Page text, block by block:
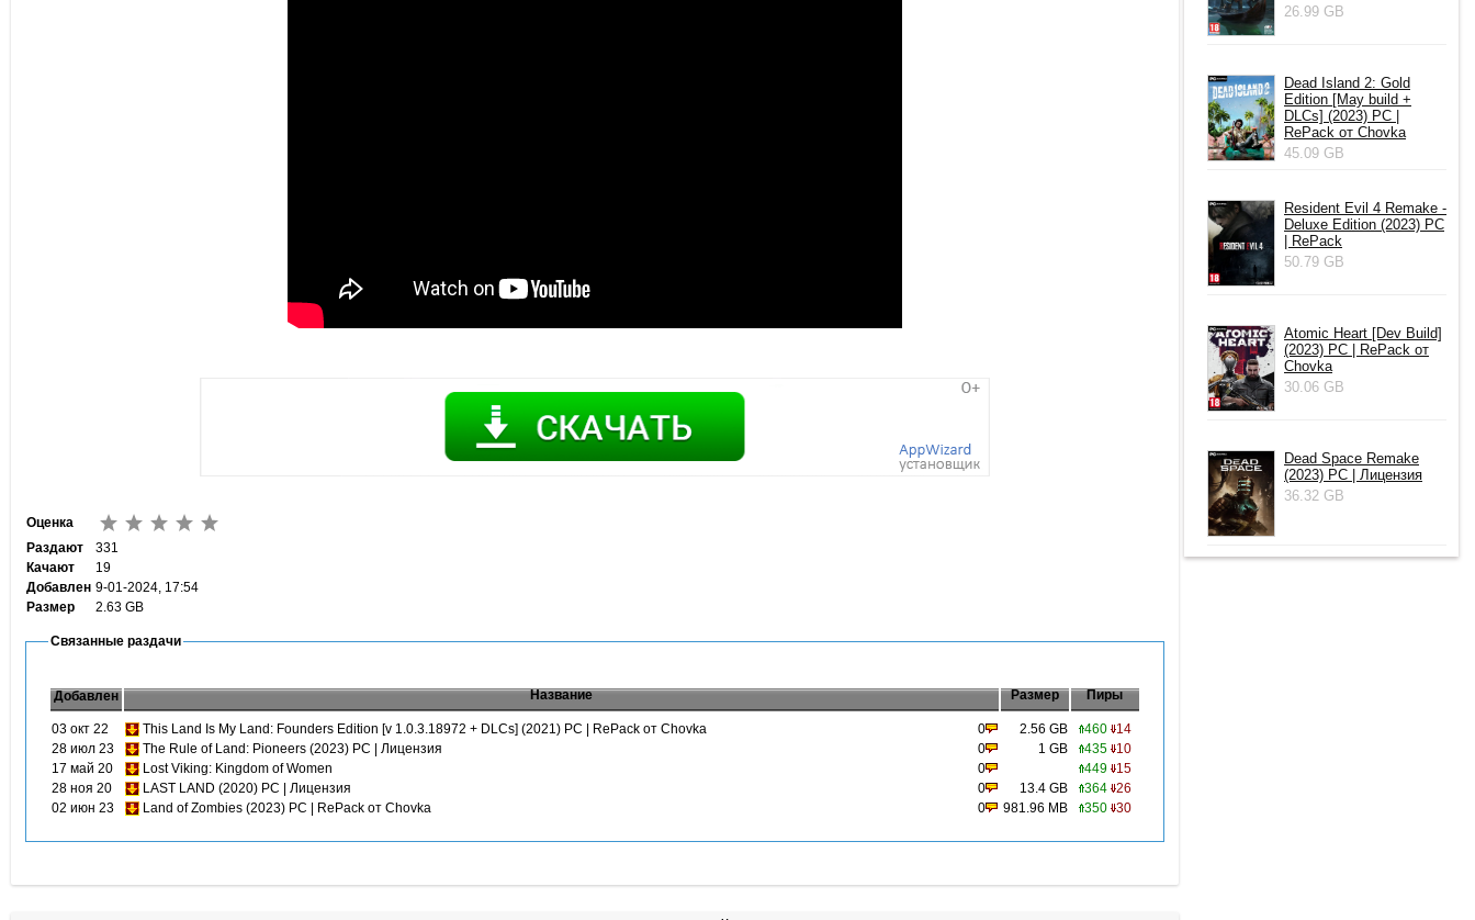
Оценка
Раздают
331
Качают
19
Добавлен 9-01-2024, 17:54
Размер
2.63 GB
Связанные раздачи
Добавлен Название Размер Пиры
03 окт 22 This Land Is My Land: Founders Edition [v 1.0.3.18972 + DLCs] (2021) PC | RePack от Chovka 0 2.56 GB 460 14
28 июл 23
The Rule of Land: Pioneers (2023) PC | Лицензия 0 1 GB 435 10
17 май 20
Lost Viking: Kingdom of Women 0 449 15
28 ноя 20
LAST LAND (2020) PC | Лицензия 0 13.4 GB 364 26
02 июн 23
Land of Zombies (2023) PC | RePack от Chovka 0 981.96 MB 350 30
26.99 GB
Dead Island 2: Gold
Edition [May build +
DLCs] (2023) PC |
RePack от Chovka
45.09 GB
Resident Evil 4 Remake -
Deluxe Edition (2023) PC
| RePack
50.79 GB
Atomic Heart [Dev Build]
(2023) PC | RePack от
Chovka
30.06 GB
Dead Space Remake
(2023) PC | Лицензия
36.32 GB